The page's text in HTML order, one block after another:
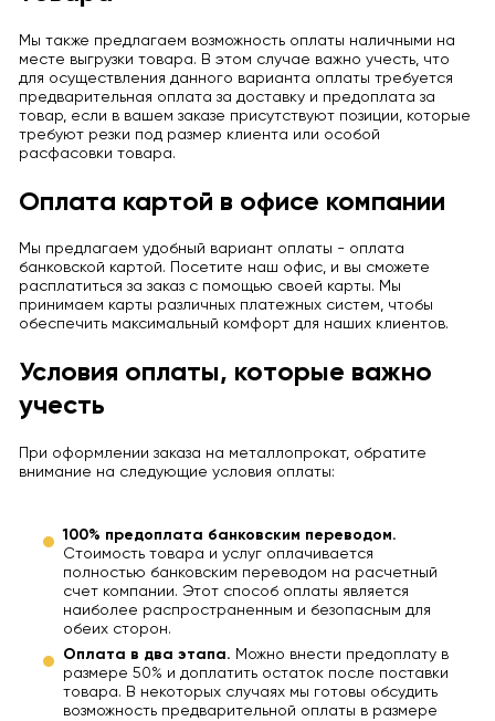
Мы также предлагаем возможность оплаты наличными на
месте выгрузки товара. В этом случае важно учесть, что
для осуществления данного варианта оплаты требуется
предварительная оплата за доставку и предоплата за
товар, если в вашем заказе присутствуют позиции, которые
требуют резки под размер клиента или особой
расфасовки товара.
Оплата картой в офисе компании
Мы предлагаем удобный вариант оплаты - оплата
банковской картой. Посетите наш офис, и вы сможете
расплатиться за заказ с помощью своей карты. Мы
принимаем карты различных платежных систем, чтобы
обеспечить максимальный комфорт для наших клиентов.
Условия оплаты, которые важно
учесть
При оформлении заказа на металлопрокат, обратите
внимание на следующие условия оплаты:
100% предоплата банковским переводом.
Стоимость товара и услуг оплачивается
полностью банковским переводом на расчетный
счет компании. Этот способ оплаты является
наиболее распространенным и безопасным для
обеих сторон.
Оплата в два этапа. Можно внести предоплату в
размере 50% и доплатить остаток после поставки
товара. В некоторых случаях мы готовы обсудить
возможность предварительной оплаты в размере